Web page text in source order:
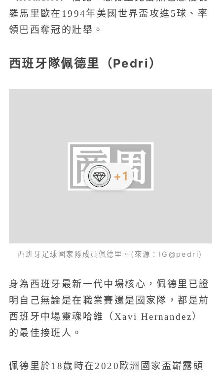
羅馬里歐在1994年美國世界盃攻進5球、率
領巴西奪冠的壯舉。
西班牙隊佩德里（Pedri）
西班牙足球國家隊成員佩德里。(來源：IG@pedri)
身為西班牙最新一代中場核心，佩德里已證
明自己無論是在職業賽還是國家隊，都是前
西班牙中場靈魂哈維（Xavi Hernandez）
的最佳接班人。
佩德里於18歲時在2020歐洲國家盃嶄露頭
+1